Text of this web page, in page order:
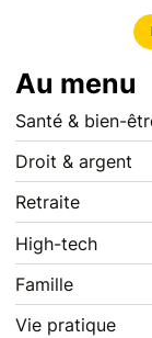
Au menu
Santé & bien-
Droit & argent
Retraite
High-tech
Famille
Vie pratique